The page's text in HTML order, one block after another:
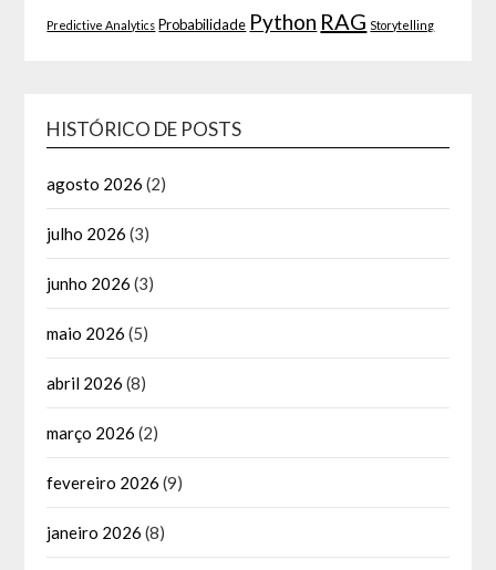
Predictive Analytics Probabilidade Python RAG Storytelling
HISTÓRICO DE POSTS
agosto 2026 (2)
julho 2026 (3)
junho 2026 (3)
maio 2026 (5)
abril 2026 (8)
março 2026 (2)
fevereiro 2026 (9)
janeiro 2026 (8)